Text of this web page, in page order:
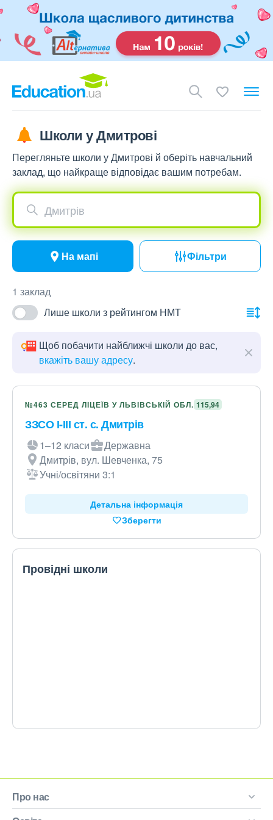
Школи у Дмитрові
Перегляньте школи у Дмитрові й оберіть навчальний
заклад, що найкраще відповідає вашим потребам.
Дмитрів
На мапі Фільтри
1 заклад
Лише школи з рейтингом НМТ
Щоб побачити найближчі школи до вас,
вкажіть вашу адресу.
№463 СЕРЕД ЛІЦЕЇВ У ЛЬВІВСЬКІЙ ОБЛ. 115,94
ЗЗСО І-ІІІ ст. с. Дмитрів
1–12 класи
Державна
Дмитрів, вул. Шевченка, 75
Учні/освітяни 3:1
Детальна інформація
Зберегти
Провідні школи
Про нас